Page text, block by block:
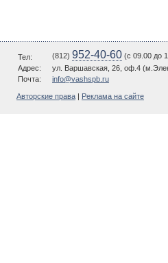
Тел: (812) 952-40-60 (c 09.00 до
Адрес:
ул. Варшавская, 26, оф.4
Почта:
info@vashspb.ru
Авторские права Реклама на сайте